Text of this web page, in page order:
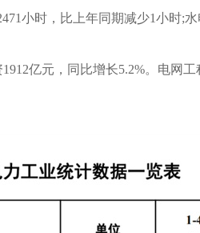
小时，比上年同期减少1小时;
亿元，同比增长5.2%。电网工